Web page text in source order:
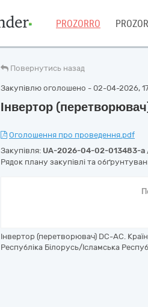
PROZORRO
Повернутись назад
Закупівлю оголошено - 02-04-2026,
Інвертор
Оголошення про проведення.pdf
Закупівля: UA-2026-04-02-013483-a
Рядок плану закупівлі та
Інвертор (перетворювач) DC-AC.
Республіка Білорусь/Ісламська